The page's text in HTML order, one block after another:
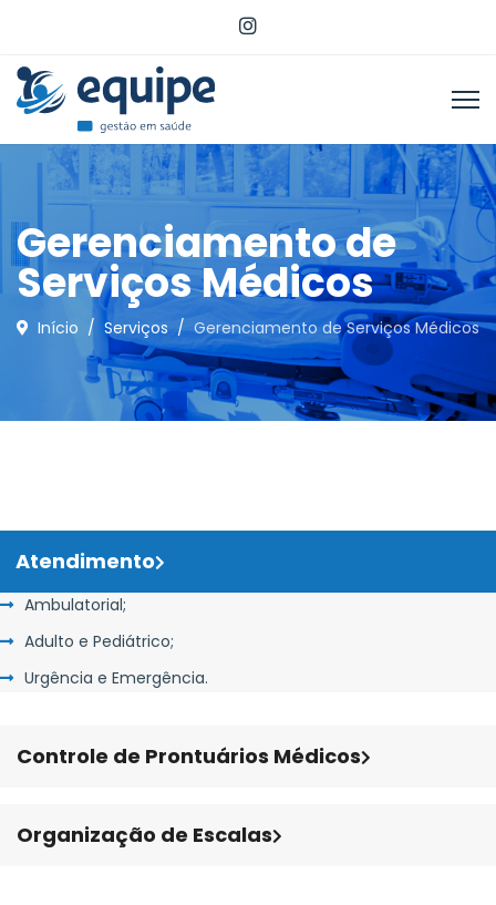
Gerenciamento de
Serviços Médicos
Início Serviços Gerenciamento de Serviços Médicos
Atendimento
Ambulatorial;
Adulto e Pediátrico;
Urgência e Emergência.
Controle de Prontuários Médicos
Organização de Escalas